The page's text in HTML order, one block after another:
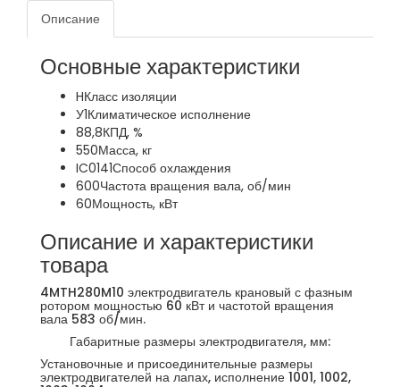
Описание
Основные характеристики
HКласс изоляции
У1Климатическое исполнение
88,8КПД, %
550Масса, кг
IC0141Способ охлаждения
600Частота вращения вала, об/мин
60Мощность, кВт
Описание и характеристики
товара
4MTH280M10 электродвигатель крановый с фазным
ротором мощностью 60 кВт и частотой вращения
вала 583 об/мин.
Габаритные размеры электродвигателя, мм:
Установочные и присоединительные размеры
электродвигателей на лапах, исполнение 1001, 1002,